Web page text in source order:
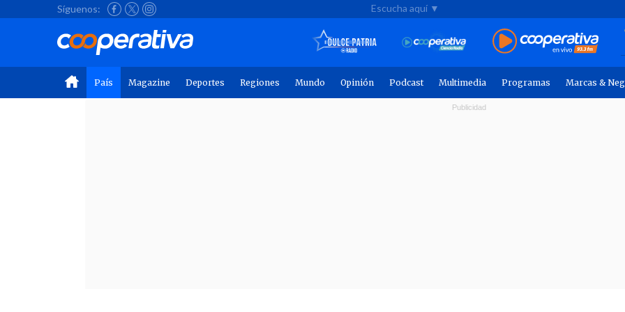
Síguenos: Escucha aquí ▼
País Magazine Deportes Regiones Mundo Opinión Podcast Multimedia Programas Marcas &